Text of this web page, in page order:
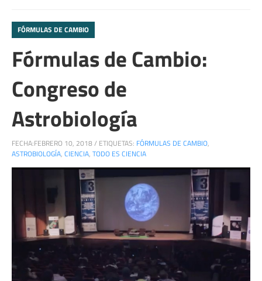
FÓRMULAS DE CAMBIO
Fórmulas de Cambio:
Congreso de
Astrobiología
FECHA:FEBRERO 10, 2018/ ETIQUETAS: FÓRMULAS DE CAMBIO,
ASTROBIOLOGÍA, CIENCIA, TODO ES CIENCIA